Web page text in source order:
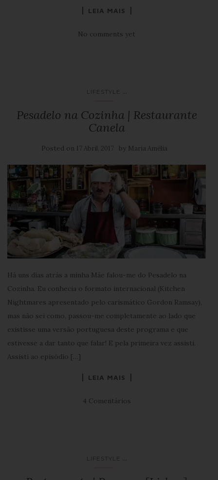
LEIA MAIS
No comments yet
LIFESTYLE ...
Pesadelo na Cozinha | Restaurante
Canela
Posted on 17 Abril, 2017 by Maria Amélia
Há uns dias atrás a minha Mãe falou-me do Pesadelo na
Cozinha. Eu conhecia o formato internacional (Kitchen
Nightmares apresentado pelo carismático Gordon Ramsay),
mas não sei como, passou-me completamente ao lado que
existisse uma versão portuguesa deste programa e que
estivesse a dar tanto que falar! E pela primeira vez assisti.
Assisti ao episódio […]
LEIA MAIS
4 Comentários
LIFESTYLE